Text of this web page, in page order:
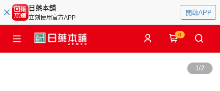
日藥本舖
立刻使用官方APP
開啟APP
0
1/2